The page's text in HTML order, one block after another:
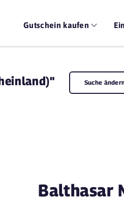
Gutschein kaufen
Suche
Balthasar